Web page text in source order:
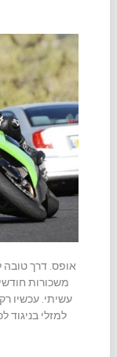
משכורות
עשיתי. עכשיו
למזלי בניגוד